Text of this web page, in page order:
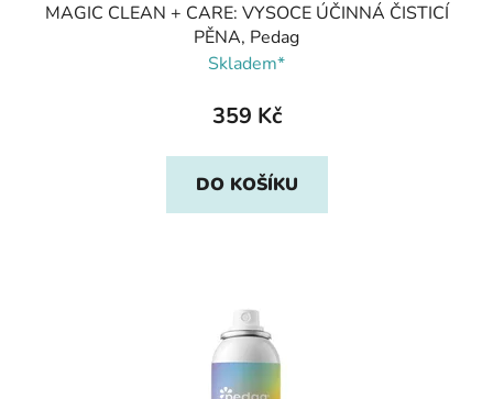
MAGIC CLEAN + CARE: VYSOCE ÚČINNÁ ČISTICÍ
PĚNA, Pedag
Skladem*
359 Kč
DO KOŠÍKU